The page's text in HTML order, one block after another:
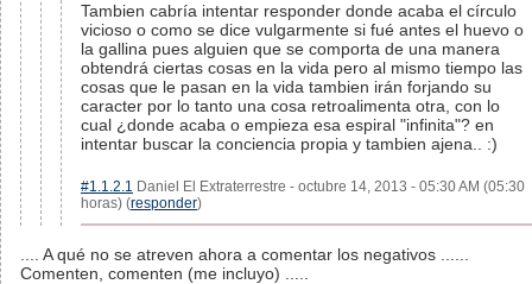
Tambien cabría intentar responder donde acaba el círculo
vicioso o como se dice vulgarmente si fué antes el huevo o
la gallina pues alguien que se comporta de una manera
obtendrá ciertas cosas en la vida pero al mismo tiempo las
cosas que le pasan en la vida tambien irán forjando su
caracter por lo tanto una cosa retroalimenta otra, con lo
cual ¿donde acaba o empieza esa espiral "infinita"? en
intentar buscar la conciencia propia y tambien ajena.. :)
#1.1.2.1 Daniel El Extraterrestre - octubre 14, 2013 - 05:30 AM (05:30
horas) (responder)
.... A qué no se atreven ahora a comentar los negativos ......
Comenten, comenten (me incluyo) .....